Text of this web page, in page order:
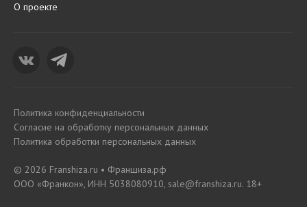
О проекте
Политика конфиденциальности
Согласие на обработку персональных данных
Политика обработки персональных данных
© 2026 Franshiza.ru • Франшиза.рф
ООО «Франкон», ИНН 5038080910, sale@franshiza.ru. 18+